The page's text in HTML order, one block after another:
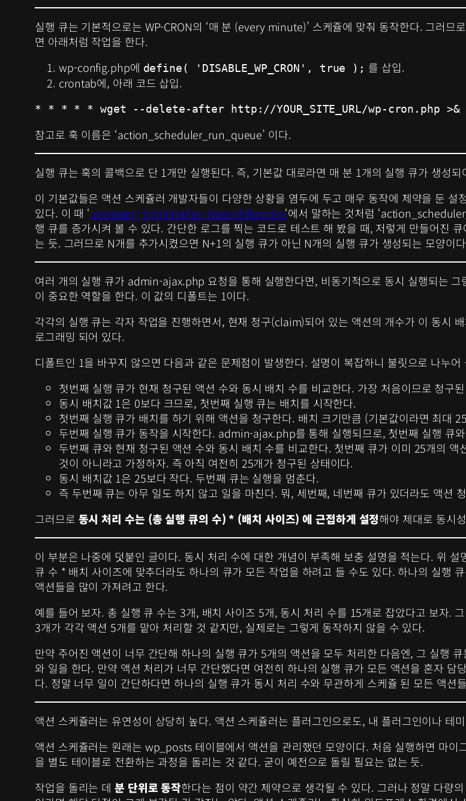
실행 큐는 기본적으로는 WP-CRON의 ‘매 분 (every minute)’ 스케쥴에 맞춰 동작한다. 그러므
면 아래처럼 작업을 한다.
wp-config.php에 define( 'DISABLE_WP_CRON', true ); 를 삽입.
crontab에, 아래 코드 삽입.
* * * * * wget --delete-after http://YOUR_SITE_URL/wp-cron.php
참고로 훅 이름은 ‘action_scheduler_run_queue’ 이다.
실행 큐는 훅의 콜백으로 단 1개만 실행된다. 즉, 기본값 대로라면 매 분 1개의 실행 큐가 생성
이 기본값들은 액션 스케쥴러 개발자들이 다양한 상황을 염두에 두고 매우 동작에 제약을 둔
있다. 이 때 ‘Increasing Initialisation Rate of Runners‘에서 말하는 것처럼
행 큐를 증가시켜 볼 수 있다. 간단한 로그를 찍는 코드로 테스트 해 봤을 때, 저렇게 만들어진
는 듯. 그러므로 N개를 추가시켰으면 N+1의 실행 큐가 아닌 N개의 실행 큐가 생성되는 모양이
여러 개의 실행 큐가 admin-ajax.php 요청을 통해 실행한다면, 비동기적으로 동시 실행되는 그
이 중요한 역할을 한다. 이 값의 디폴트는 1이다.
각각의 실행 큐는 각자 작업을 진행하면서, 현재 청구(claim)되어 있는 액션의 개수가 이 동시
로그래밍 되어 있다.
디폴트인 1을 바꾸지 않으면 다음과 같은 문제점이 발생한다. 설명이 복잡하니 불릿으로 나누어
첫번째 실행 큐가 현재 청구된 액션 수와 동시 배치 수를 비교한다. 가장 처음이므로 청구
동시 배치값 1은 0보다 크므로, 첫번째 실행 큐는 배치를 시작한다.
첫번째 실행 큐가 배치를 하기 위해 액션을 청구한다. 배치 크기만큼 (기본값이라면 최대
두번째 실행 큐가 동작을 시작한다. admin-ajax.php를 통해 실행되므로, 첫번째 실행 큐
두번째 큐와 현재 청구된 액션 수와 동시 배치 수를 비교한다. 첫번째 큐가 이미 25개의
것이 아니라고 가정하자. 즉 아직 여전히 25개가 청구된 상태이다.
동시 배치값 1은 25보다 작다. 두번째 큐는 실행을 멈춘다.
즉 두번째 큐는 아무 일도 하지 않고 일을 마친다. 뭐, 세번째, 네번째 큐가 있더라도 액션
그러므로 동시 처리 수는 (총 실행 큐의 수) * (배치 사이즈) 에 근접하게 설정해야 제대로 동시
이 부분은 나중에 덧붙인 글이다. 동시 처리 수에 대한 개념이 부족해 보충 설명을 적는다. 위
큐 수 * 배치 사이즈에 맞추더라도 하나의 큐가 모든 작업을 하려고 들 수도 있다. 하나의 실행
액션들을 많이 가져려고 한다.
예를 들어 보자. 총 실행 큐 수는 3개, 배치 사이즈 5개, 동시 처리 수를 15개로 잡았다고 보자.
3개가 각각 액션 5개를 맡아 처리할 것 같지만, 실제로는 그렇게 동작하지 않을 수 있다.
만약 주어진 액션이 너무 간단해 하나의 실행 큐가 5개의 액션을 모두 처리한 다음엔, 그 실행
와 일을 한다. 만약 액션 처리가 너무 간단했다면 여전히 하나의 실행 큐가 모든 액션을 혼자 담
다. 정말 너무 일이 간단하다면 하나의 실행 큐가 동시 처리 수와 무관하게 스케쥴 된 모든 액션
액션 스케쥴러는 유연성이 상당히 높다. 액션 스케쥴러는 플러그인으로도, 내 플러그인이나 테
액션 스케쥴러는 원래는 wp_posts 테이블에서 액션을 관리했던 모양이다. 처음 실행하면 마
을 별도 테이블로 전환하는 과정을 돌리는 것 같다. 굳이 예전으로 돌릴 필요는 없는 듯.
작업을 돌리는 데 분 단위로 동작한다는 점이 약간 제약으로 생각될 수 있다. 그러나 정말 다량